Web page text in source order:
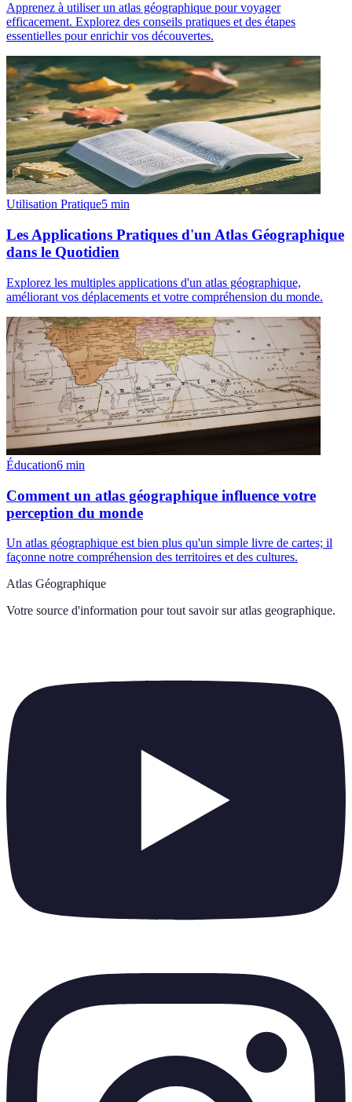
Apprenez à utiliser un atlas géographique pour voyager
efficacement. Explorez des conseils pratiques et des étapes
essentielles pour enrichir vos découvertes.
Utilisation Pratique5 min
Les Applications Pratiques d'un Atlas Géographique
dans le Quotidien
Explorez les multiples applications d'un atlas géographique,
améliorant vos déplacements et votre compréhension du monde.
Éducation6 min
Comment un atlas géographique influence votre
perception du monde
Un atlas géographique est bien plus qu'un simple livre de cartes; il
façonne notre compréhension des territoires et des cultures.
Atlas Géographique
Votre source d'information pour tout savoir sur atlas geographique.